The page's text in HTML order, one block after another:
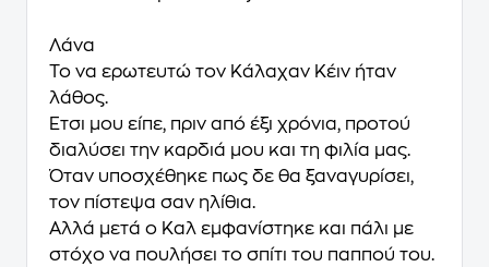
Λάνα
Το να ερωτευτώ τον Κάλαχαν Κέιν ήταν
λάθος.
Έτσι μου είπε, πριν από έξι χρόνια, προτού
διαλύσει την καρδιά μου και τη φιλία μας.
Όταν υποσχέθηκε πως δε θα ξαναγυρίσει,
τον πίστεψα σαν ηλίθια.
Αλλά μετά ο Καλ εμφανίστηκε και πάλι με
στόχο να πουλήσει το σπίτι του παππού του.